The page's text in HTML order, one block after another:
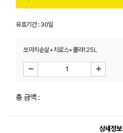
유효기간 :30일
쏘마치순살+치로스+콜라1.25L
총 금액 :
상세정보